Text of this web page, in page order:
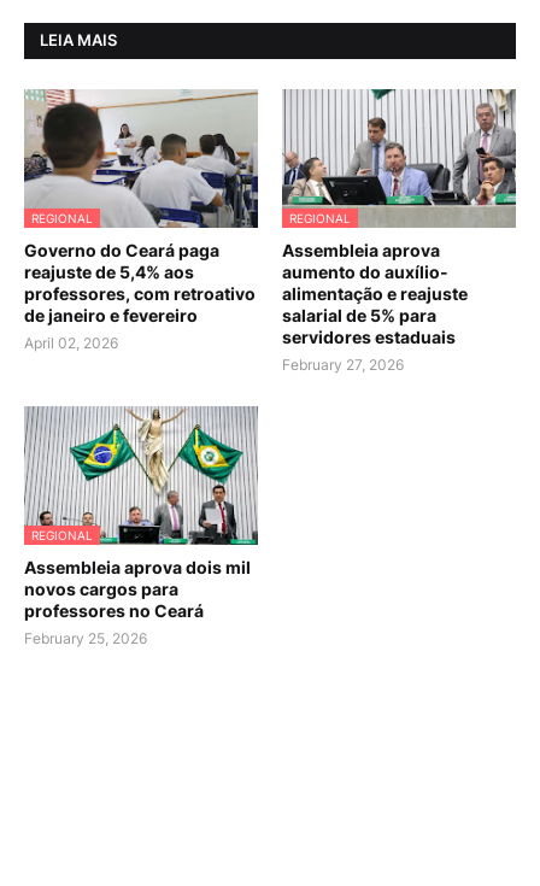
LEIA MAIS
REGIONAL
Governo do Ceará paga
reajuste de 5,4% aos
professores, com retroativo
de janeiro e fevereiro
April 02, 2026
REGIONAL
Assembleia aprova
aumento do auxílio-
alimentação e reajuste
salarial de 5% para
servidores estaduais
February 27, 2026
REGIONAL
Assembleia aprova dois mil
novos cargos para
professores no Ceará
February 25, 2026